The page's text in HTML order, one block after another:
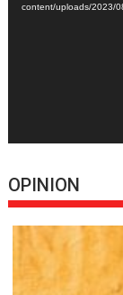
content/uploads/2023/
OPINION